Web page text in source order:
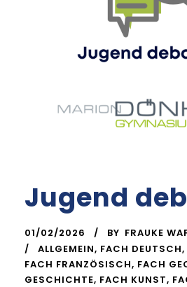
Jugend
01/02/2026 BY FRAUKE
ALLGEMEIN, FACH DEUTSCH,
FACH FRANZÖSISCH, FACH
GESCHICHTE, FACH KUNST,